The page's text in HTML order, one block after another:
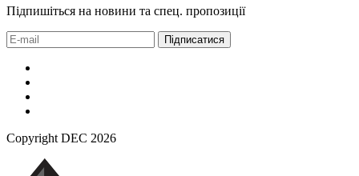
Підпишіться на новини та спец. пропозиції
Підписатися
Copyright DEC 2026